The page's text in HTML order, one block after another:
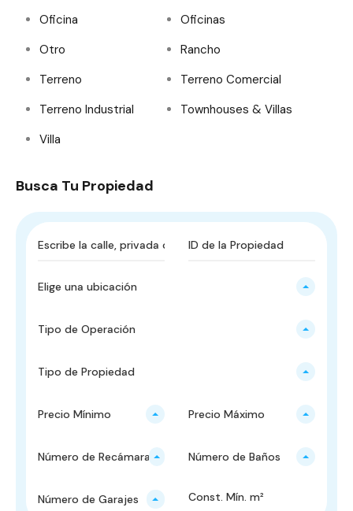
Oficina
Oficinas
Otro
Rancho
Terreno
Terreno Comercial
Terreno Industrial
Townhouses & Villas
Villa
Busca Tu Propiedad
Elige una ubicación
Tipo de Operación
Tipo de Propiedad
Precio Mínimo Precio Máximo
Número de Recámaras Número de Baños
Número de Garajes